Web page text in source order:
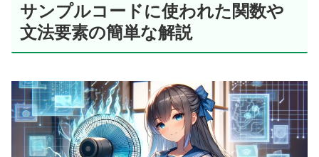
サンプルコードに使われた関数や
文法要素の簡単な解説